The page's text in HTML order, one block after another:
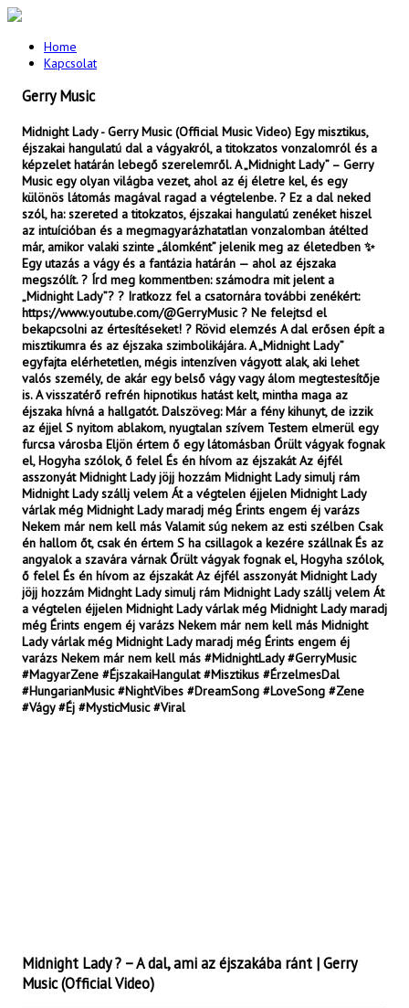
Home
Kapcsolat
Gerry Music
Midnight Lady - Gerry Music (Official Music Video) Egy misztikus,
éjszakai hangulatú dal a vágyakról, a titokzatos vonzalomról és a
képzelet határán lebegő szerelemről. A „Midnight Lady” – Gerry
Music egy olyan világba vezet, ahol az éj életre kel, és egy
különös látomás magával ragad a végtelenbe. ? Ez a dal neked
szól, ha: szereted a titokzatos, éjszakai hangulatú zenéket hiszel
az intuícióban és a megmagyarázhatatlan vonzalomban átélted
már, amikor valaki szinte „álomként” jelenik meg az életedben ✨
Egy utazás a vágy és a fantázia határán — ahol az éjszaka
megszólít. ? Írd meg kommentben: számodra mit jelent a
„Midnight Lady”? ? Iratkozz fel a csatornára további zenékért:
https://www.youtube.com/@GerryMusic ? Ne felejtsd el
bekapcsolni az értesítéseket! ? Rövid elemzés A dal erősen épít a
misztikumra és az éjszaka szimbolikájára. A „Midnight Lady”
egyfajta elérhetetlen, mégis intenzíven vágyott alak, aki lehet
valós személy, de akár egy belső vágy vagy álom megtestesítője
is. A visszatérő refrén hipnotikus hatást kelt, mintha maga az
éjszaka hívná a hallgatót. Dalszöveg: Már a fény kihunyt, de izzik
az éjjel S nyitom ablakom, nyugtalan szívem Testem elmerül egy
furcsa városba Eljön értem ő egy látomásban Őrült vágyak fognak
el, Hogyha szólok, ő felel És én hívom az éjszakát Az éjfél
asszonyát Midnight Lady jöjj hozzám Midnight Lady simulj rám
Midnight Lady szállj velem Át a végtelen éjjelen Midnight Lady
várlak még Midnight Lady maradj még Érints engem éj varázs
Nekem már nem kell más Valamit súg nekem az esti szélben Csak
én hallom őt, csak én értem S ha csillagok a kezére szállnak És az
angyalok a szavára várnak Őrült vágyak fognak el, Hogyha szólok,
ő felel És én hívom az éjszakát Az éjfél asszonyát Midnight Lady
jöjj hozzám Midnght Lady simulj rám Midnight Lady szállj velem Át
a végtelen éjjelen Midnight Lady várlak még Midnight Lady maradj
még Érints engem éj varázs Nekem már nem kell más Midnight
Lady várlak még Midnight Lady maradj még Érints engem éj
varázs Nekem már nem kell más #MidnightLady #GerryMusic
#MagyarZene #ÉjszakaiHangulat #Misztikus #ÉrzelmesDal
#HungarianMusic #NightVibes #DreamSong #LoveSong #Zene
#Vágy #Éj #MysticMusic #Viral
Midnight Lady ? – A dal, ami az éjszakába ránt | Gerry
Music (Official Video)